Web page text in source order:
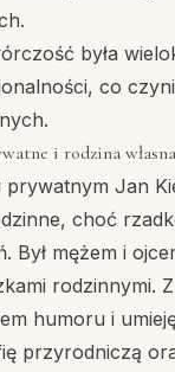
była
co
i rodzina własna
Jan
choć
Był mężem i
rodzinnymi.
humoru i
przyrodniczą